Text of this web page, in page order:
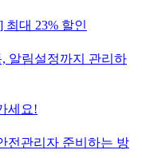
대 23% 할인
알림설정까지 관리하
세요!
전관리자 준비하는 방